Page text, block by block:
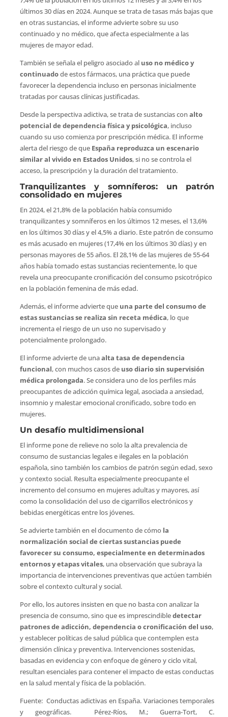
últimos 30 días en 2024. Aunque se trata de tasas más bajas que
en otras sustancias, el informe advierte sobre su uso
continuado y no médico, que afecta especialmente a las
mujeres de mayor edad.
También se señala el peligro asociado al uso no médico y
continuadode estos fármacos, una práctica que puede
favorecer la dependencia incluso en personas inicialmente
tratadas por causas clínicas justificadas.
Desde la perspectiva adictiva, se trata de sustancias con alto
potencial de dependencia física y psicológica, incluso
cuando su uso comienza por prescripción médica. El informe
alerta del riesgo de que España reproduzca un escenario
similar al vivido en Estados Unidos, si no se controla el
acceso, la prescripción y la duración del tratamiento.
Tranquilizantes y somníferos: un patrón
consolidado en mujeres
En 2024, el 21,8% de la población había consumido
tranquilizantes y somníferos en los últimos 12 meses, el 13,6%
en los últimos 30 días y el 4,5% a diario. Este patrón de consumo
es más acusado en mujeres (17,4% en los últimos 30 días) y en
personas mayores de 55 años. El 28,1% de las mujeres de 55-64
años había tomado estas sustancias recientemente, lo que
revela una preocupante cronificación del consumo psicotrópico
en la población femenina de más edad.
Además, el informe advierte que una parte del consumo de
estas sustancias se realiza sin receta médica, lo que
incrementa el riesgo de un uso no supervisado y
potencialmente prolongado.
El informe advierte de unaalta tasa de dependencia
funcional, con muchos casos de uso diario sin supervisión
médica prolongada. Se considera uno de los perfiles más
preocupantes de adicción química legal, asociada a ansiedad,
insomnio y malestar emocional cronificado, sobre todo en
mujeres.
Un desafío multidimensional
El informe pone de relieve no solo la alta prevalencia de
consumo de sustancias legales e ilegales en la población
española, sino también los cambios de patrón según edad, sexo
y contexto social. Resulta especialmente preocupante el
incremento del consumo en mujeres adultas y mayores, así
como la consolidación del uso de cigarrillos electrónicos y
bebidas energéticas entre los jóvenes.
Se advierte también en el documento de cómo la
normalización social de ciertas sustancias puede
favorecer su consumo, especialmente en determinados
entornos y etapas vitales, una observación que subraya la
importancia de intervenciones preventivas que actúen también
sobre el contexto cultural y social.
Por ello, los autores insisten en que no basta con analizar la
presencia de consumo, sino que es imprescindibledetectar
patrones de adicción, dependencia o cronificación del uso,
y establecer políticas de salud pública que contemplen esta
dimensión clínica y preventiva. Intervenciones sostenidas,
basadas en evidencia y con enfoque de género y ciclo vital,
resultan esenciales para contener el impacto de estas conductas
en la salud mental y física de la población.
Fuente: Conductas adictivas en España. Variaciones temporales
y geográficas. Pérez-Ríos, M.; Guerra-Tort, C.